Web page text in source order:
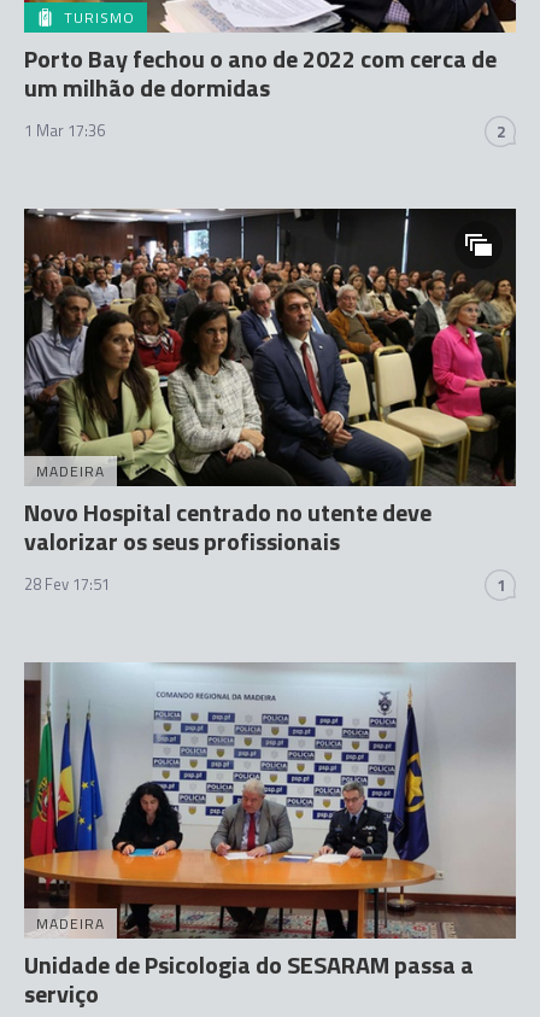
TURISMO
Porto Bay fechou o ano de 2022 com cerca de
um milhão de dormidas
1 Mar 17:36 2
MADEIRA
Novo Hospital centrado no utente deve
valorizar os seus profissionais
28 Fev 17:51 1
MADEIRA
Unidade de Psicologia do SESARAM passa a
serviço